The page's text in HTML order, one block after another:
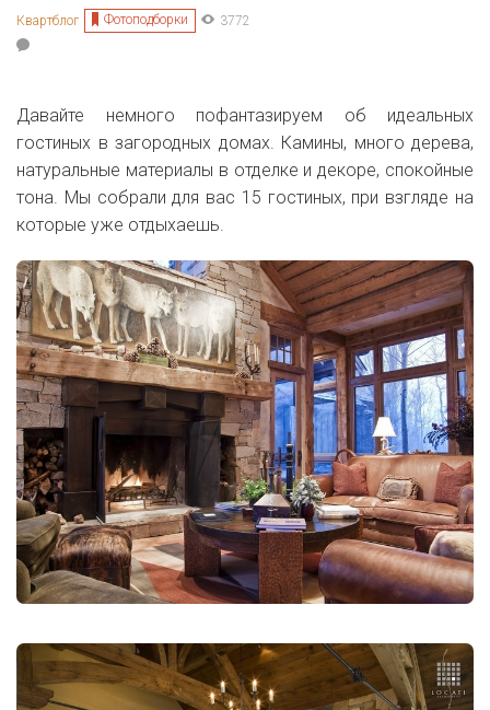
Квартблог Фотоподборки 3772
Давайте немного пофантазируем об идеальных
гостиных в загородных домах. Камины, много дерева,
натуральные материалы в отделке и декоре, спокойные
тона. Мы собрали для вас 15 гостиных, при взгляде на
которые уже отдыхаешь.